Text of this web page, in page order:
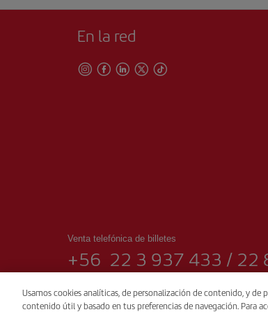
En la red
Venta telefónica de billetes
+56 22 3 937 433 / 22
Usamos cookies analíticas, de personalización de contenido, y
contenido útil y basado en tus preferencias de navegación. Para